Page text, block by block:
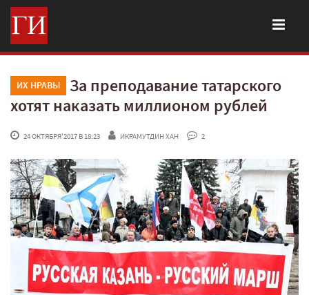
ИХ НРАВЫ
За преподавание татарского
хотят наказать миллионом рублей
24 ОКТЯБРЯ'2017 В 18:23 ИКРАМУТДИН ХАН 2